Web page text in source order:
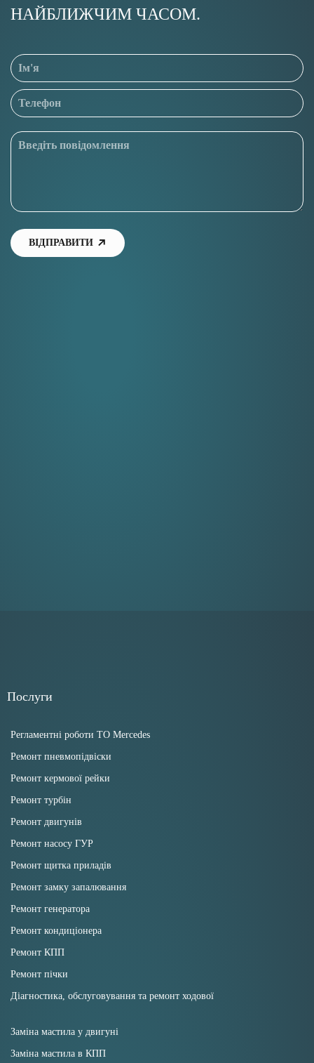
НАЙБЛИЖЧИМ ЧАСОМ.
ВІДПРАВИТИ
Послуги
Регламентні роботи ТО Mercedes
Ремонт пневмопідвіски
Ремонт кермової рейки
Ремонт турбін
Ремонт двигунів
Ремонт насосу ГУР
Ремонт щитка приладів
Ремонт замку запалювання
Ремонт генератора
Ремонт кондиціонера
Ремонт КПП
Ремонт пічки
Діагностика, обслуговування та ремонт ходової
Заміна мастила у двигуні
Заміна мастила в КПП